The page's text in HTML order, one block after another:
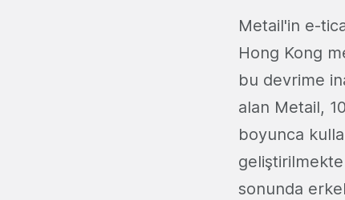
Metail'in e-
Hong Kong
bu devrime
alan Metail,
boyunca
sonunda